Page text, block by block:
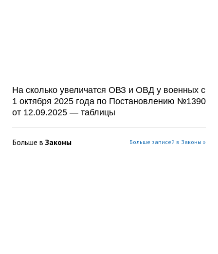
На сколько увеличатся ОВЗ и ОВД у военных с
1 октября 2025 года по Постановлению №1390
от 12.09.2025 — таблицы
Больше в Законы Больше записей в Законы »